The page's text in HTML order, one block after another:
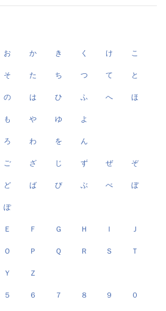
お か き く け こ
そ た ち つ て と
の は ひ ふ へ ほ
も や ゆ よ
ろ わ を ん
ご ざ じ ず ぜ ぞ
ど ば び ぶ べ ぼ
ぽ
Ｅ Ｆ Ｇ Ｈ Ｉ Ｊ
Ｏ Ｐ Ｑ Ｒ Ｓ Ｔ
Ｙ Ｚ
５ ６ ７ ８ ９ ０